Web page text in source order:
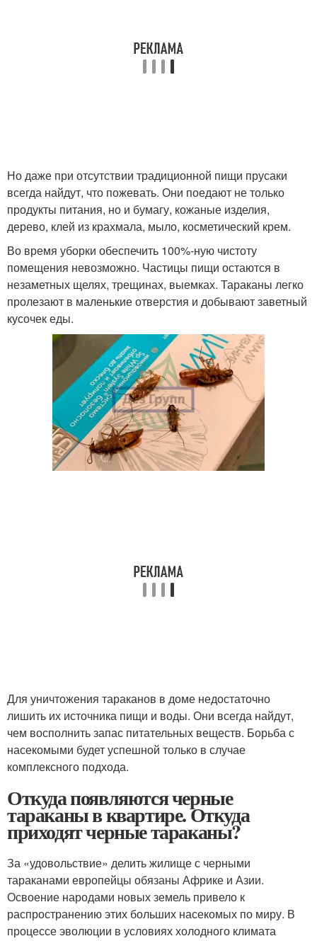
Но даже при отсутствии традиционной пищи прусаки
всегда найдут, что пожевать. Они поедают не только
продукты питания, но и бумагу, кожаные изделия,
дерево, клей из крахмала, мыло, косметический крем.
Во время уборки обеспечить 100%-ную чистоту
помещения невозможно. Частицы пищи остаются в
незаметных щелях, трещинах, выемках. Тараканы легко
пролезают в маленькие отверстия и добывают заветный
кусочек еды.
Для уничтожения тараканов в доме недостаточно
лишить их источника пищи и воды. Они всегда найдут,
чем восполнить запас питательных веществ. Борьба с
насекомыми будет успешной только в случае
комплексного подхода.
Откуда появляются черные
тараканы в квартире. Откуда
приходят черные тараканы?
За «удовольствие» делить жилище с черными
тараканами европейцы обязаны Африке и Азии.
Освоение народами новых земель привело к
распространению этих больших насекомых по миру. В
процессе эволюции в условиях холодного климата